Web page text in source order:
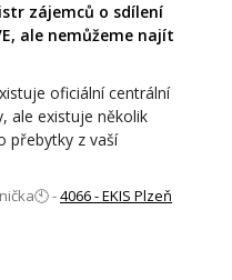
zájemců o sdílení
ale nemůžeme najít
oficiální centrální
ale existuje několik
přebytky z vaší
-4066 - EKIS Plzeň